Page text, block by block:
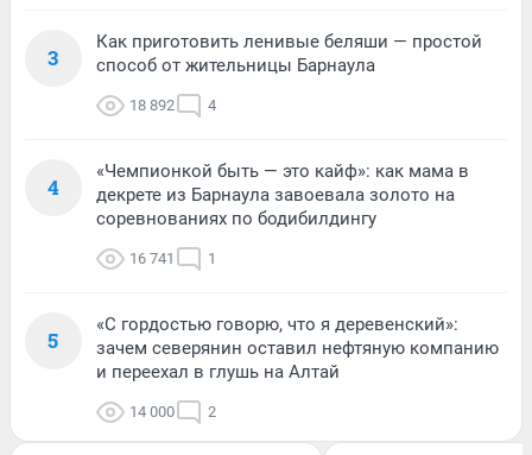
3
Как приготовить ленивые беляши — простой
способ от жительницы Барнаула
18 892 4
4
«Чемпионкой быть — это кайф»: как мама в
декрете из Барнаула завоевала золото на
соревнованиях по бодибилдингу
16 741 1
5
«С гордостью говорю, что я деревенский»:
зачем северянин оставил нефтяную компанию
и переехал в глушь на Алтай
14 000 2